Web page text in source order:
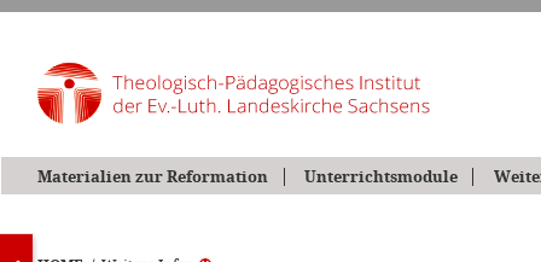
Materialien zur Reformation Unterrichtsmodule